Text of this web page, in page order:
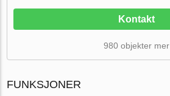
Kontakt
980 objekter mer
FUNKSJONER